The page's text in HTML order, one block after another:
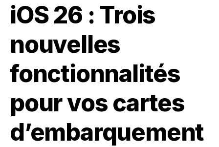
iOS 26 : Trois
nouvelles
fonctionnalités
pour vos cartes
d’embarquement